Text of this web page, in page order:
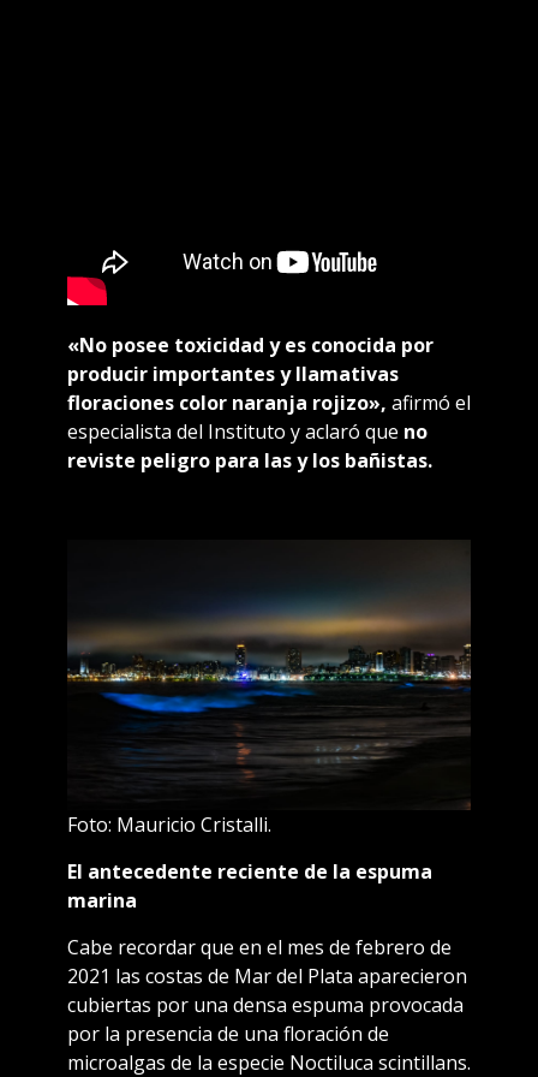
«No posee toxicidad y es conocida por
producir importantes y llamativas
floraciones color naranja rojizo», afirmó el
especialista del Instituto y aclaró que no
reviste peligro para las y los bañistas.
Foto: Mauricio Cristalli.
El antecedente reciente de la espuma
marina
Cabe recordar que en el mes de febrero de
2021 las costas de Mar del Plata aparecieron
cubiertas por una densa espuma provocada
por la presencia de una floración de
microalgas de la especie Noctiluca scintillans.